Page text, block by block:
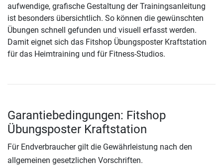
aufwendige, grafische Gestaltung der Trainingsanleitung
ist besonders übersichtlich. So können die gewünschten
Übungen schnell gefunden und visuell erfasst werden.
Damit eignet sich das Fitshop Übungsposter Kraftstation
für das Heimtraining und für Fitness-Studios.
Garantiebedingungen: Fitshop
Übungsposter Kraftstation
Für Endverbraucher gilt die Gewährleistung nach den
allgemeinen gesetzlichen Vorschriften.